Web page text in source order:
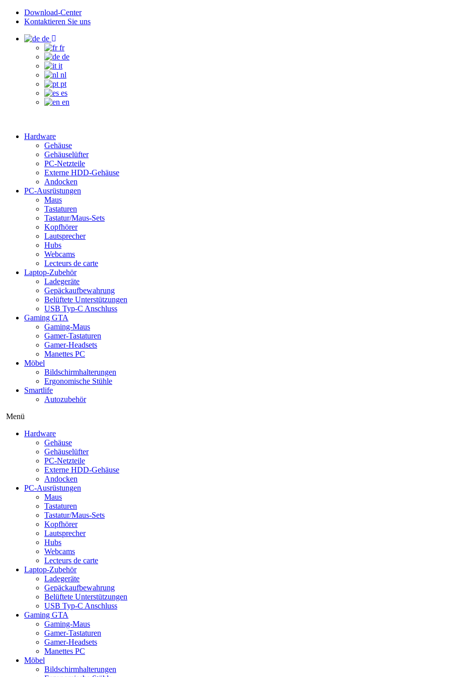
Download-Center
Kontaktieren Sie uns
de
fr
de
it
nl
pt
es
en
Hardware
Gehäuse
Gehäuselüfter
PC-Netzteile
Externe HDD-Gehäuse
Andocken
PC-Ausrüstungen
Maus
Tastaturen
Tastatur/Maus-Sets
Kopfhörer
Lautsprecher
Hubs
Webcams
Lecteurs de carte
Laptop-Zubehör
Ladegeräte
Gepäckaufbewahrung
Belüftete Unterstützungen
USB Typ-C Anschluss
Gaming GTA
Gaming-Maus
Gamer-Tastaturen
Gamer-Headsets
Manettes PC
Möbel
Bildschirmhalterungen
Ergonomische Stühle
Smartlife
Autozubehör
Menü
Hardware
Gehäuse
Gehäuselüfter
PC-Netzteile
Externe HDD-Gehäuse
Andocken
PC-Ausrüstungen
Maus
Tastaturen
Tastatur/Maus-Sets
Kopfhörer
Lautsprecher
Hubs
Webcams
Lecteurs de carte
Laptop-Zubehör
Ladegeräte
Gepäckaufbewahrung
Belüftete Unterstützungen
USB Typ-C Anschluss
Gaming GTA
Gaming-Maus
Gamer-Tastaturen
Gamer-Headsets
Manettes PC
Möbel
Bildschirmhalterungen